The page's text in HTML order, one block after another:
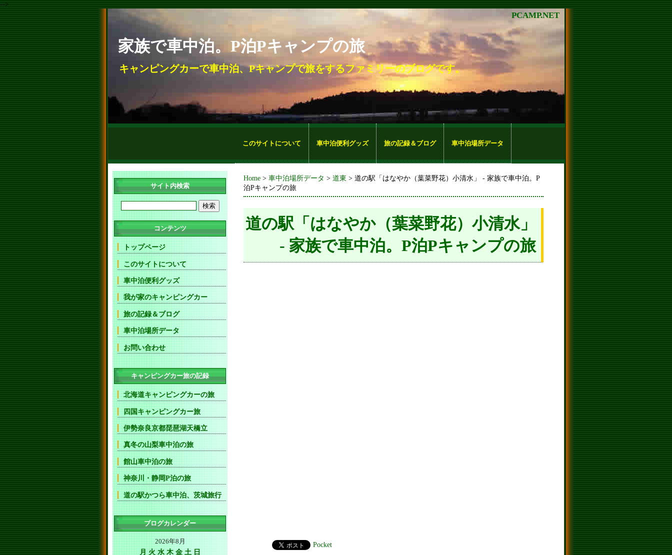
-->
家族で車中泊。P泊Pキャンプの旅
キャンピングカーで車中泊、Pキャンプで旅をするファミリーのブログです。
PCAMP.NET
このサイトについて 車中泊便利グッズ 旅の記録＆ブログ 車中泊場所データ
Home > 車中泊場所データ > 道東 > 道の駅「はなやか（葉菜野花）小清水」 - 家族で車中泊。P
泊Pキャンプの旅
道の駅「はなやか（葉菜野花）小清水」
- 家族で車中泊。P泊Pキャンプの旅
Pocket
サイト内検索
コンテンツ
トップページ
このサイトについて
車中泊便利グッズ
我が家のキャンピングカー
旅の記録＆ブログ
車中泊場所データ
お問い合わせ
キャンピングカー旅の記録
北海道キャンピングカーの旅
四国キャンピングカー旅
伊勢奈良京都琵琶湖天橋立
真冬の山梨車中泊の旅
館山車中泊の旅
神奈川・静岡P泊の旅
道の駅かつら車中泊、茨城旅行
ブログカレンダー
2026年8月
月 火 水 木 金 土 日